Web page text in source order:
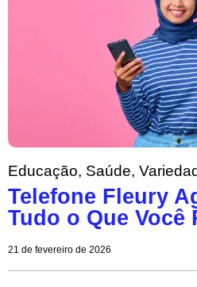
Educação, Saúde,
Telefone Fleury
Tudo o Que Você
21 de fevereiro de 2026